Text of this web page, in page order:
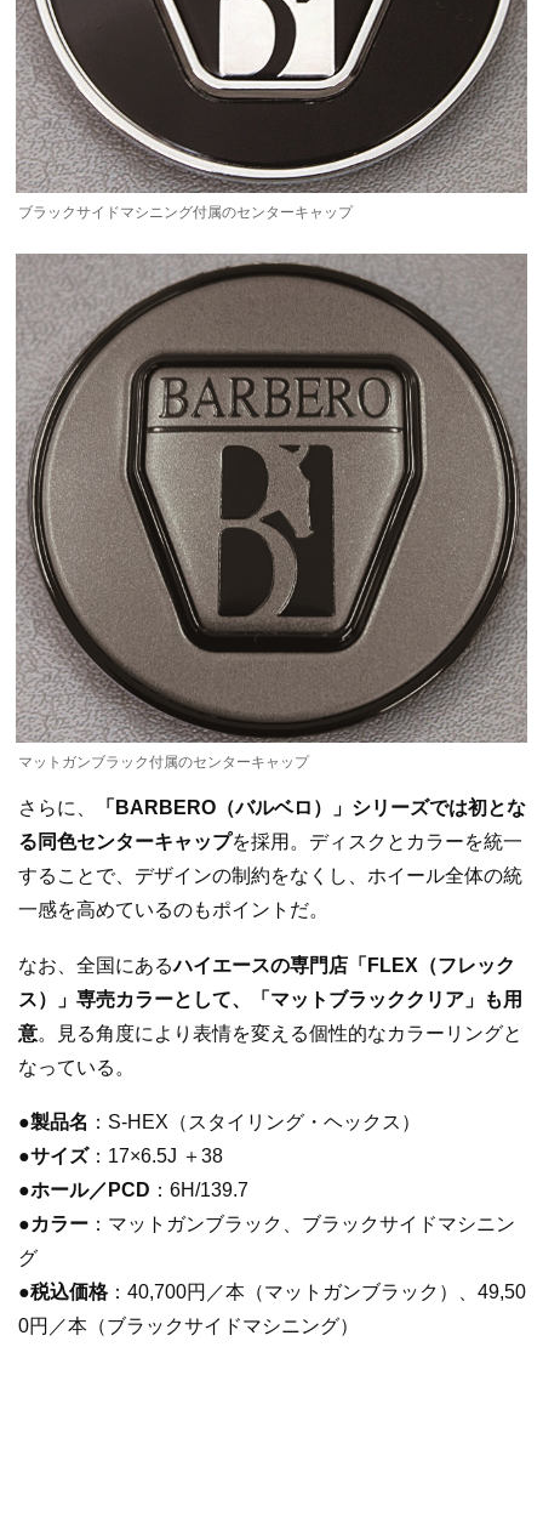
ブラックサイドマシニング付属のセンターキャップ
マットガンブラック付属のセンターキャップ
さらに、
「BARBERO（バルベロ）」シリーズでは初とな
る同色センターキャップを採用。ディスクとカラーを統一
することで、デザインの制約をなくし、ホイール全体の統
一感を高めているのもポイントだ。
なお、全国にあるハイエースの専門店「FLEX（フレック
ス）」専売カラーとして、「マットブラッククリア」も用
意。見る角度により表情を変える個性的なカラーリングと
なっている。
●製品名 ：S-HEX（スタイリング・ヘックス）
●サイズ：17×6.5J ＋38
●ホール／PCD ：6H/139.7
●カラー ：マットガンブラック、ブラックサイドマシニン
グ
●税込価格：40,700円／本（マットガンブラック）、49,50
0円／本（ブラックサイドマシニング）